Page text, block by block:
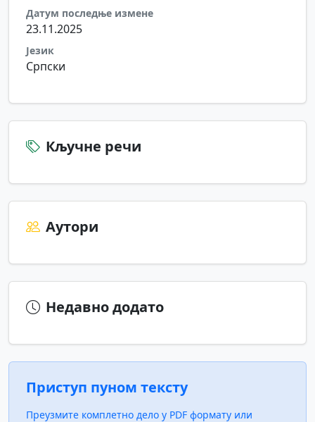
Датум последње измене
23.11.2025
Језик
Српски
Кључне речи
Аутори
Недавно додато
Приступ пуном тексту
Преузмите комплетно дело у PDF формату или